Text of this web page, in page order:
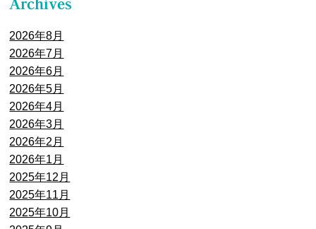
2026年8月
2026年7月
2026年6月
2026年5月
2026年4月
2026年3月
2026年2月
2026年1月
2025年12月
2025年11月
2025年10月